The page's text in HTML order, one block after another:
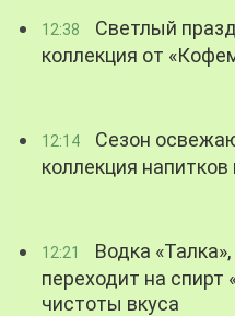
12:38
Светлый
коллекция от
12:14
Сезон
коллекция
12:21
Водка
переходит на спирт
чистоты вкуса